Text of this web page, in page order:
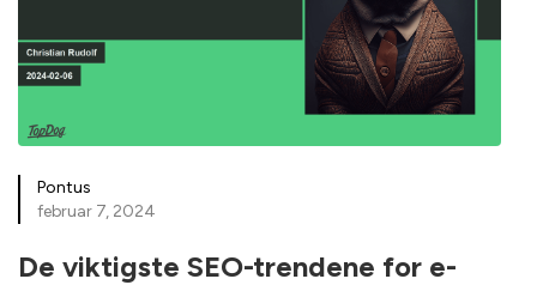
Pontus
februar 7, 2024
De viktigste SEO-trendene for e-